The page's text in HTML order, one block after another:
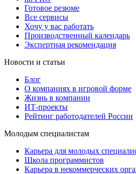
Готовое резюме
Все сервисы
Хочу у вас работать
Производственный календарь
Экспертная рекомендация
Новости и статьи
Блог
О компаниях в игровой форме
Жизнь в компании
ИТ-проекты
Рейтинг работодателей России
Молодым специалистам
Карьера для молодых
Школа программистов
Карьера в некоммерческих